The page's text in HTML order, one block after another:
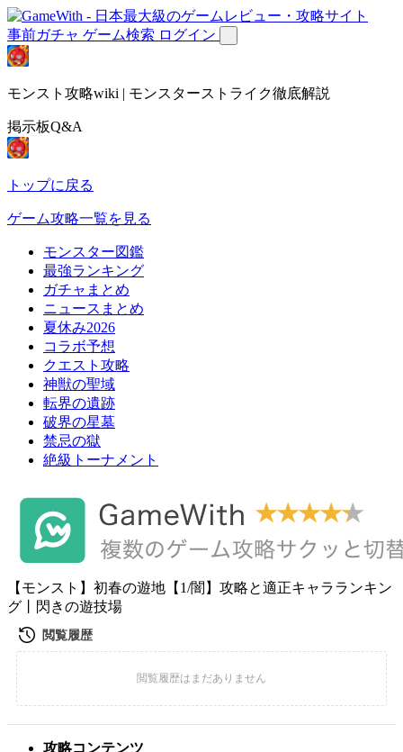
事前ガチャ ゲーム検索 ログイン
モンスト攻略wiki | モンスターストライク徹底解説
掲示板Q&A
トップに戻る
ゲーム攻略一覧を見る
モンスター図鑑
最強ランキング
ガチャまとめ
ニュースまとめ
夏休み2026
コラボ予想
クエスト攻略
神獣の聖域
転界の遺跡
破界の星墓
禁忌の獄
絶級トーナメント
【モンスト】初春の遊地【1/闇】攻略と適正キャラランキン
グ丨閃きの遊技場
攻略コンテンツ